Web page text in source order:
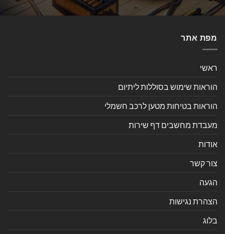
מפת אתר
ראשי
הוראות שימוש בסוללות ליתיום
הוראות בטיחות מטען לרכב חשמלי
מעבדת מחשבים דף שירות
אודות
צור קשר
הגעה
הצהרת נגישות
בלוג